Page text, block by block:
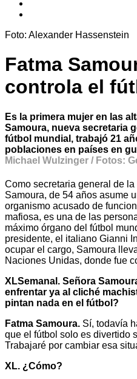
Foto: Alexander Hassenstein
Fatma
controla el
Es la primera mujer en las
Samoura, nueva secretaria
fútbol mundial, trabajó 21
poblaciones en países en
Michael Wulzinger / Fotos:
Como secretaria general de
Samoura, de 54 años asume
organismo acusado de
mafiosa, es una de las
máximo órgano del fútbol
presidente, el italiano Gianni
ocupar el cargo, Samoura
Naciones Unidas, donde fue
XLSemanal. Señora
enfrentar ya al cliché
pintan nada en el fútbol?
Fatma Samoura. Sí, todavía
que el fútbol solo es divertido
Trabajaré por cambiar esa
XL. ¿Cómo?